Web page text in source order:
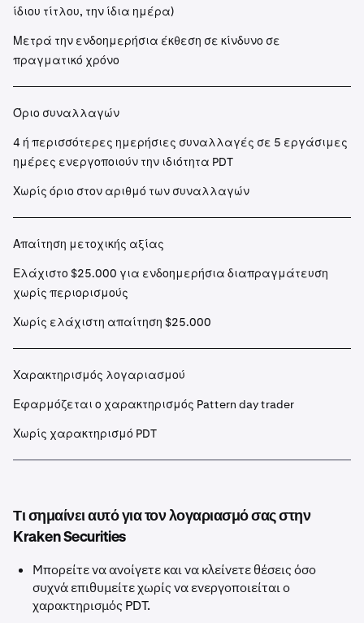
ίδιου τίτλου, την ίδια ημέρα)
Μετρά την ενδοημερήσια έκθεση σε κίνδυνο σε
πραγματικό χρόνο
Όριο συναλλαγών
4 ή περισσότερες ημερήσιες συναλλαγές σε 5 εργάσιμες
ημέρες ενεργοποιούν την ιδιότητα PDT
Χωρίς όριο στον αριθμό των συναλλαγών
Απαίτηση μετοχικής αξίας
Ελάχιστο $25.000 για ενδοημερήσια διαπραγμάτευση
χωρίς περιορισμούς
Χωρίς ελάχιστη απαίτηση $25.000
Χαρακτηρισμός λογαριασμού
Εφαρμόζεται ο χαρακτηρισμός Pattern day trader
Χωρίς χαρακτηρισμό PDT
Τι σημαίνει αυτό για τον λογαριασμό σας στην
Kraken Securities
Μπορείτε να ανοίγετε και να κλείνετε θέσεις όσο
συχνά επιθυμείτε χωρίς να ενεργοποιείται ο
χαρακτηρισμός PDT.